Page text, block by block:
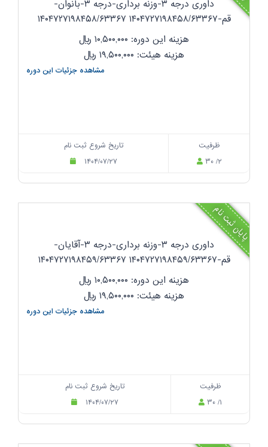
داوری درجه ۳-وزنه برداری-درجه ۳-بانوان-
قم-۱۴۰۴۷۲۷۱۹۸۴۵۸/۶۳۳۶۷ ۱۴۰۴۷۲۷۱۹۸۴۵۸/۶۳۳۶۷
هزینه این دوره: ۱۰,۵۰۰,۰۰۰
ریال
هزینه هیئت: ۱۹,۵۰۰,۰۰۰
ریال
مشاهده جزئیات این دوره
تاریخ شروع ثبت نام
۱۴۰۴/۰۷/۲۷
ظرفیت
۳۰ /۲
پایان ثبت نام
داوری درجه ۳-وزنه برداری-درجه ۳-آقایان-
قم-۱۴۰۴۷۲۷۱۹۸۴۵۹/۶۳۳۶۷ ۱۴۰۴۷۲۷۱۹۸۴۵۹/۶۳۳۶۷
هزینه این دوره: ۱۰,۵۰۰,۰۰۰
ریال
هزینه هیئت: ۱۹,۵۰۰,۰۰۰
ریال
مشاهده جزئیات این دوره
تاریخ شروع ثبت نام
۱۴۰۴/۰۷/۲۷
ظرفیت
۳۰ /۱